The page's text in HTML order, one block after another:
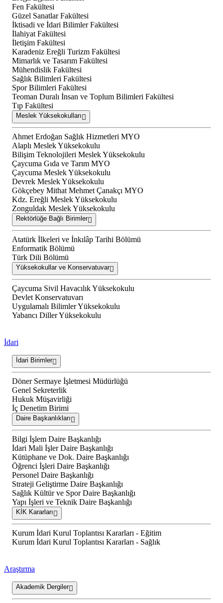
Fen Fakültesi
Güzel Sanatlar Fakültesi
İktisadi ve İdari Bilimler Fakültesi
İlahiyat Fakültesi
İletişim Fakültesi
Karadeniz Ereğli Turizm Fakültesi
Mimarlık ve Tasarım Fakültesi
Mühendislik Fakültesi
Sağlık Bilimleri Fakültesi
Spor Bilimleri Fakültesi
Teoman Duralı İnsan ve Toplum Bilimleri Fakültesi
Tıp Fakültesi
Meslek Yüksekokulları
Ahmet Erdoğan Sağlık Hizmetleri MYO
Alaplı Meslek Yüksekokulu
Bilişim Teknolojileri Meslek Yüksekokulu
Çaycuma Gıda ve Tarım MYO
Çaycuma Meslek Yüksekokulu
Devrek Meslek Yüksekokulu
Gökçebey Mithat Mehmet Çanakçı MYO
Kdz. Ereğli Meslek Yüksekokulu
Zonguldak Meslek Yüksekokulu
Rektörlüğe Bağlı Birimler
Atatürk İlkeleri ve İnkılâp Tarihi Bölümü
Enformatik Bölümü
Türk Dili Bölümü
Yüksekokullar ve Konservatuvar
Çaycuma Sivil Havacılık Yüksekokulu
Devlet Konservatuvarı
Uygulamalı Bilimler Yüksekokulu
Yabancı Diller Yüksekokulu
İdari
İdari Birimler
Döner Sermaye İşletmesi Müdürlüğü
Genel Sekreterlik
Hukuk Müşavirliği
İç Denetim Birimi
Daire Başkanlıkları
Bilgi İşlem Daire Başkanlığı
İdari Mali İşler Daire Başkanlığı
Kütüphane ve Dok. Daire Başkanlığı
Öğrenci İşleri Daire Başkanlığı
Personel Daire Başkanlığı
Strateji Geliştirme Daire Başkanlığı
Sağlık Kültür ve Spor Daire Başkanlığı
Yapı İşleri ve Teknik Daire Başkanlığı
KİK Kararları
Kurum İdari Kurul Toplantısı Kararları - Eğitim
Kurum İdari Kurul Toplantısı Kararları - Sağlık
Araştırma
Akademik Dergiler